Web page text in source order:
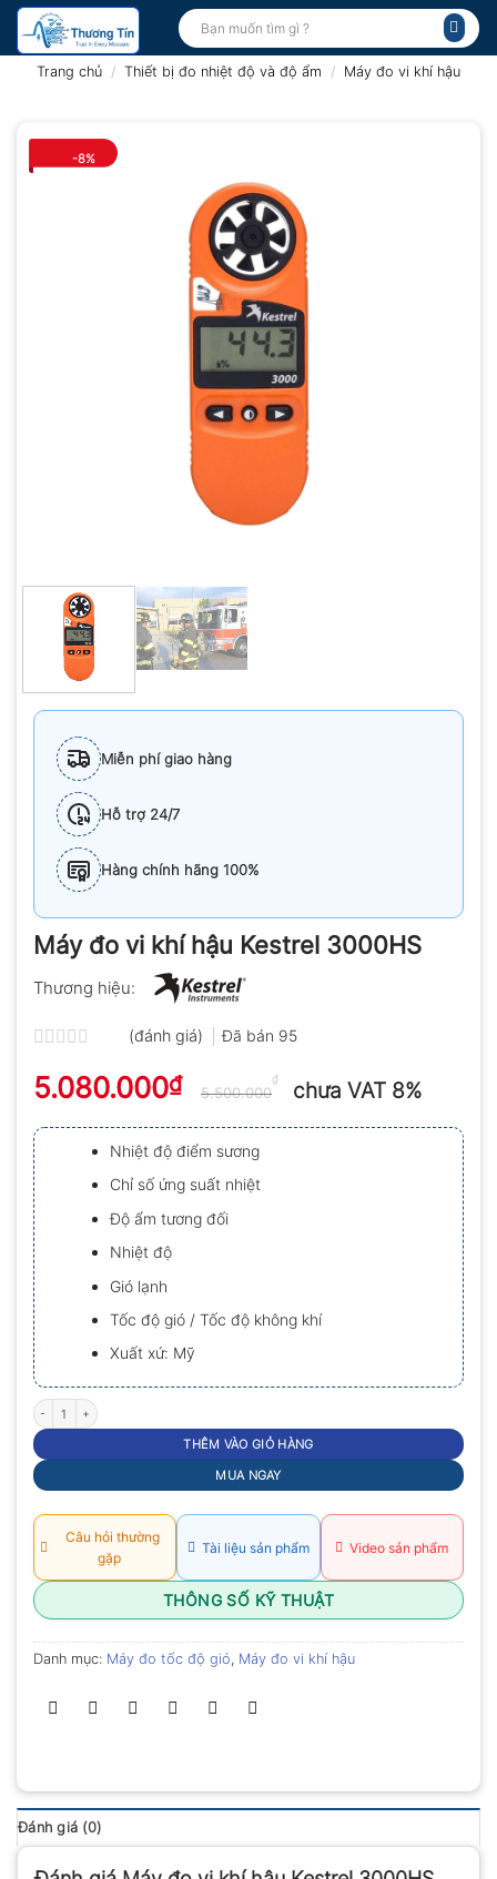
Bỏ
qua
Tìm
kiếm:
Trang chủ / Thiết bị đo nhiệt độ và độ ẩm / Máy đo vi khí hậu
-8%
Miễn phí giao hàng
Hỗ trợ 24/7
Hàng chính hãng 100%
Máy đo vi khí hậu Kestrel 3000HS
Thương hiệu:
xếp
hạng
5
sao
(đánh giá) Đã bán 95
5.080.000₫ 5.500.000
₫ chưa VAT 8%
Nhiệt độ điểm sương
Chỉ số ứng suất nhiệt
Độ ẩm tương đối
Nhiệt độ
Gió lạnh
Tốc độ gió / Tốc độ không khí
Xuất xứ: Mỹ
Máy đo vi khí hậu Kestrel 3000HS số lượng
THÊM VÀO GIỎ HÀNG
MUA NGAY
Câu hỏi thường
gặp
Tài liệu sản phẩm Video sản phẩm
THÔNG SỐ KỸ THUẬT
Danh mục: Máy đo tốc độ gió, Máy đo vi khí hậu
Đánh giá (0)